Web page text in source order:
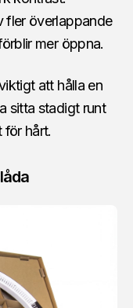
fler överlappande
mer öppna.
att hålla en
sitta stadigt runt
för hårt.